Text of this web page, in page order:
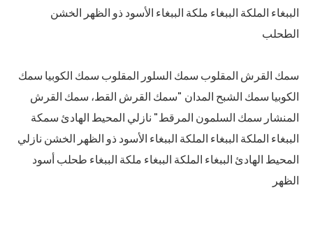
الببغاء الملكة الببغاء ملكة الببغاء الأسود ذو الظهر الخشن
الطحلب
سمك القرش المقلوب سمك السلور المقلوب سمك الكوبيا سمك
الكوبيا سمك الشبح المدان "سمك القرش القط، سمك القرش
المنشار سمك السلمون المرقط" نازلي المحيط الهادئ سمكة
الببغاء الملكة الببغاء الملكة الببغاء الأسود ذو الظهر الخشن نازلي
المحيط الهادئ الببغاء الملكة الببغاء ملكة الببغاء طحلب أسود
الظهر